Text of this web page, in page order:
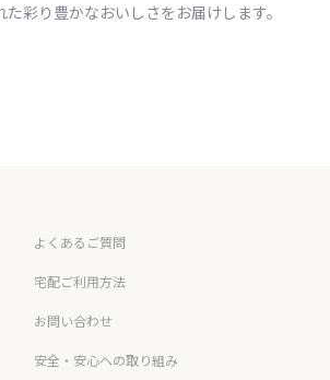
彩り豊かなおいしさをお届けします。
よくあるご質問
宅配ご利用方法
お問い合わせ
安全・安心への取り組み